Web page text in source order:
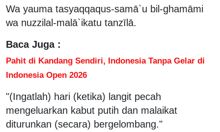
Wa yauma tasyaqqaqus-samā`u bil-ghamāmi
wa nuzzilal-malā`ikatu tanzīlā.
Baca Juga :
Pahit di Kandang Sendiri, Indonesia Tanpa Gelar di
Indonesia Open 2026
"(Ingatlah) hari (ketika) langit pecah
mengeluarkan kabut putih dan malaikat
diturunkan (secara) bergelombang."